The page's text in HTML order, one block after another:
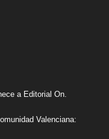
a Editorial On.
Valenciana: